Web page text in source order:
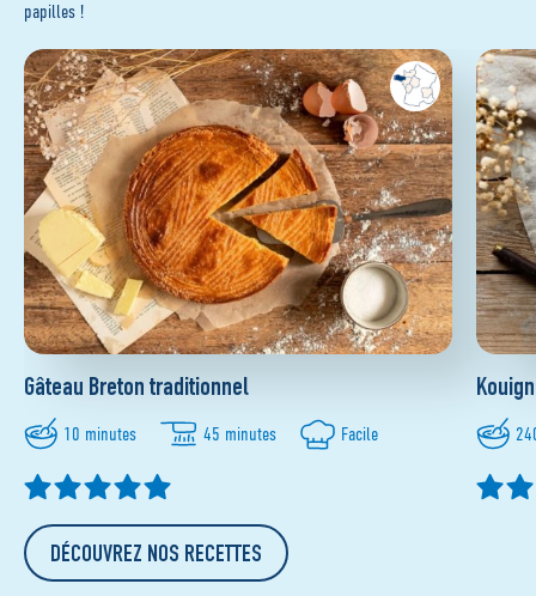
papilles !
Gâteau Breton traditionnel
10 minutes 45 minutes Facile
DÉCOUVREZ NOS RECETTES